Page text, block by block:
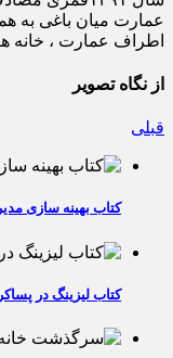
عمارت میان باغی به
اطراف عمارت ، خانه
از نگاه تصویر
قبلی
کتاب بهینه سازی
کتاب لیزینگ در